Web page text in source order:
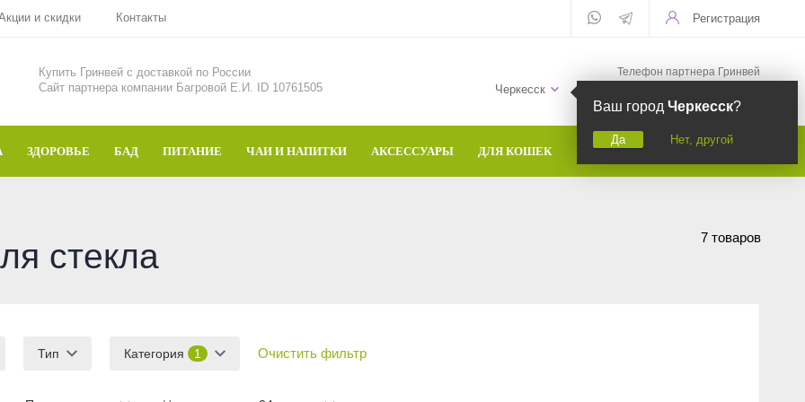
и скидки Контакты Регистрация
Купить Гринвей c доставкой по России
Сайт партнера компании Багровой Е.И. ID 10761505
Черкесск
Ваш город Черкесск?
Да Нет, другой
Телефон партнера Гринвей
ЗДОРОВЬЕ БАД ПИТАНИЕ ЧАИ И НАПИТКИ АКСЕССУАРЫ ДЛЯ КОШЕК БРЕНДЫ
7 товаров
стекла
Тип Категория 1 Очистить фильтр